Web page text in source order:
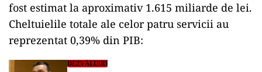
fost estimat la aproximativ 1.615 miliarde de lei.
Cheltuielile totale ale celor patru servicii au
reprezentat 0,39% din PIB:
DEZVĂLUIRI